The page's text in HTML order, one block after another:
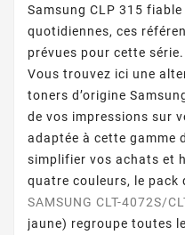
Samsung CLP 315
quotidiennes, ces
prévues pour cette série.
Vous trouvez ici une
toners d’origine
de vos impressions sur
adaptée à cette gamme
simplifier vos achats et
quatre couleurs, le pack
SAMSUNG CLT-4072S/
jaune) regroupe toutes